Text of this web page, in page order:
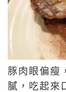
豚肉眼偏瘦
膩，吃起來